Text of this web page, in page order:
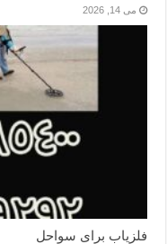
می 14, 2026
فلزیاب برای سواحل